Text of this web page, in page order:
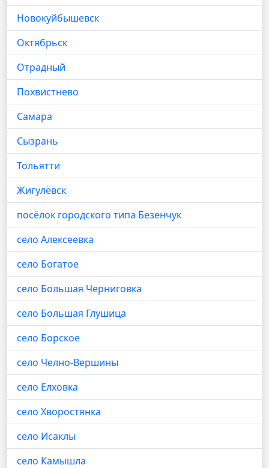
Новокуйбышевск
Октябрьск
Отрадный
Похвистнево
Самара
Сызрань
Тольятти
Жигулёвск
посёлок городского типа Безенчук
село Алексеевка
село Богатое
село Большая Черниговка
село Большая Глушица
село Борское
село Челно-Вершины
село Елховка
село Хворостянка
село Исаклы
село Камышла